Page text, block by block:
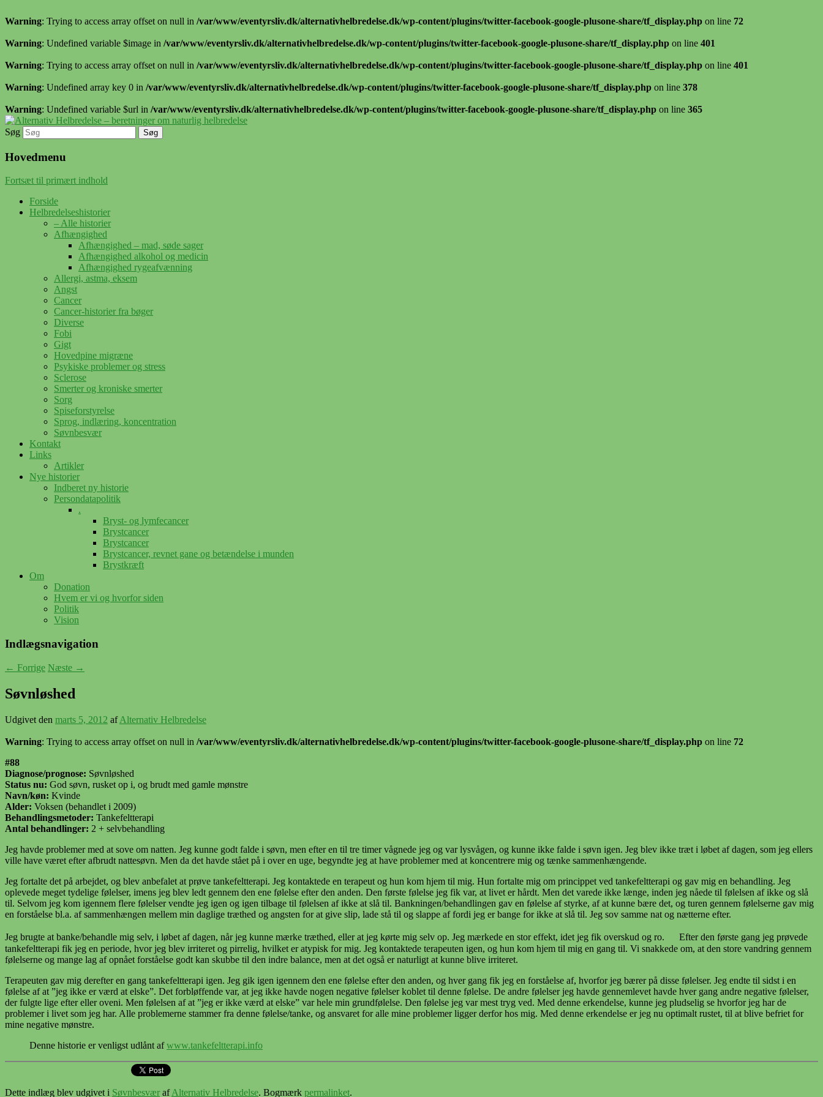
Warning: Trying to access array offset on null in /var/www/eventyrsliv.dk/alternativhelbredelse.dk/wp-content/plugins/twitter-facebook-google-plusone-share/tf_display.php on line 72
Warning: Undefined variable $image in /var/www/eventyrsliv.dk/alternativhelbredelse.dk/wp-content/plugins/twitter-facebook-google-plusone-share/tf_display.php on line 401
Warning: Trying to access array offset on null in /var/www/eventyrsliv.dk/alternativhelbredelse.dk/wp-content/plugins/twitter-facebook-google-plusone-share/tf_display.php on line 401
Warning: Undefined array key 0 in /var/www/eventyrsliv.dk/alternativhelbredelse.dk/wp-content/plugins/twitter-facebook-google-plusone-share/tf_display.php on line 378
Warning: Undefined variable $url in /var/www/eventyrsliv.dk/alternativhelbredelse.dk/wp-content/plugins/twitter-facebook-google-plusone-share/tf_display.php on line 365
Alternativ Helbredelse – beretninger om naturlig helbredelse
Alternative helbredelseshistorier – naturlig helbredelse
Søg
Hovedmenu
Fortsæt til primært indhold
Forside
Helbredelseshistorier
– Alle historier
Afhængighed
Afhængighed – mad, søde sager
Afhængighed alkohol og medicin
Afhængighed rygeafvænning
Allergi, astma, eksem
Angst
Cancer
Cancer-historier fra bøger
Diverse
Fobi
Gigt
Hovedpine migræne
Psykiske problemer og stress
Sclerose
Smerter og kroniske smerter
Sorg
Spiseforstyrelse
Sprog, indlæring, koncentration
Søvnbesvær
Kontakt
Links
Artikler
Nye historier
Indberet ny historie
Persondatapolitik
.
Bryst- og lymfecancer
Brystcancer
Brystcancer
Brystcancer, revnet gane og betændelse i munden
Brystkræft
Om
Donation
Hvem er vi og hvorfor siden
Politik
Vision
Indlægsnavigation
← Forrige Næste →
Søvnløshed
Udgivet den marts 5, 2012 afAlternativ Helbredelse
Warning: Trying to access array offset on null in /var/www/eventyrsliv.dk/alternativhelbredelse.dk/wp-content/plugins/twitter-facebook-google-plusone-share/tf_display.php on line 72
#88
Diagnose/prognose: Søvnløshed
Status nu: God søvn, rusket op i, og brudt med gamle mønstre
Navn/køn: Kvinde
Alder: Voksen (behandlet i 2009)
Behandlingsmetoder: Tankefeltterapi
Antal behandlinger: 2 + selvbehandling
Jeg havde problemer med at sove om natten. Jeg kunne godt falde i søvn, men efter en til tre timer vågnede jeg og var lysvågen, og kunne ikke falde i søvn igen. Jeg blev ikke træt i løbet af dagen, som jeg ellers
ville have været efter afbrudt nattesøvn. Men da det havde stået på i over en uge, begyndte jeg at have problemer med at koncentrere mig og tænke sammenhængende.
Jeg fortalte det på arbejdet, og blev anbefalet at prøve tankefeltterapi. Jeg kontaktede en terapeut og hun kom hjem til mig. Hun fortalte mig om princippet ved tankefeltterapi og gav mig en behandling. Jeg
oplevede meget tydelige følelser, imens jeg blev ledt gennem den ene følelse efter den anden. Den første følelse jeg fik var, at livet er hårdt. Men det varede ikke længe, inden jeg nåede til følelsen af ikke og slå
til. Selvom jeg kom igennem flere følelser vendte jeg igen og igen tilbage til følelsen af ikke at slå til. Bankningen/behandlingen gav en følelse af styrke, af at kunne bære det, og turen gennem følelserne gav mig
en forståelse bl.a. af sammenhængen mellem min daglige træthed og angsten for at give slip, lade stå til og slappe af fordi jeg er bange for ikke at slå til. Jeg sov samme nat og nætterne efter.
Jeg brugte at banke/behandle mig selv, i løbet af dagen, når jeg kunne mærke træthed, eller at jeg kørte mig selv op. Jeg mærkede en stor effekt, idet jeg fik overskud og ro. Efter den første gang jeg prøvede
tankefeltterapi fik jeg en periode, hvor jeg blev irriteret og pirrelig, hvilket er atypisk for mig. Jeg kontaktede terapeuten igen, og hun kom hjem til mig en gang til. Vi snakkede om, at den store vandring gennem
følelserne og mange lag af opnået forståelse godt kan skubbe til den indre balance, men at det også er naturligt at kunne blive irriteret.
Terapeuten gav mig derefter en gang tankefeltterapi igen. Jeg gik igen igennem den ene følelse efter den anden, og hver gang fik jeg en forståelse af, hvorfor jeg bærer på disse følelser. Jeg endte til sidst i en
følelse af at ”jeg ikke er værd at elske”. Det forbløffende var, at jeg ikke havde nogen negative følelser koblet til denne følelse. De andre følelser jeg havde gennemlevet havde hver gang andre negative følelser,
der fulgte lige efter eller oveni. Men følelsen af at ”jeg er ikke værd at elske” var hele min grundfølelse. Den følelse jeg var mest tryg ved. Med denne erkendelse, kunne jeg pludselig se hvorfor jeg har de
problemer i livet som jeg har. Alle problemerne stammer fra denne følelse/tanke, og ansvaret for alle mine problemer ligger derfor hos mig. Med denne erkendelse er jeg nu optimalt rustet, til at blive befriet for
mine negative mønstre.
Denne historie er venligst udlånt afwww.tankefeltterapi.info
Dette indlæg blev udgivet i Søvnbesvær afAlternativ Helbredelse. Bogmærk permalinket.